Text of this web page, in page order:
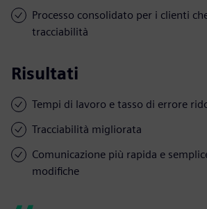
Processo consolidato per i clienti
tracciabilità
Risultati
Tempi di lavoro e tasso di errore
Tracciabilità migliorata
Comunicazione più rapida e
modifiche